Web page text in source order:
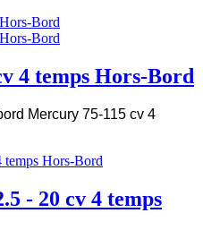
4 temps Hors-Bord
Mercury 75-115 cv 4
- 20 cv 4 temps